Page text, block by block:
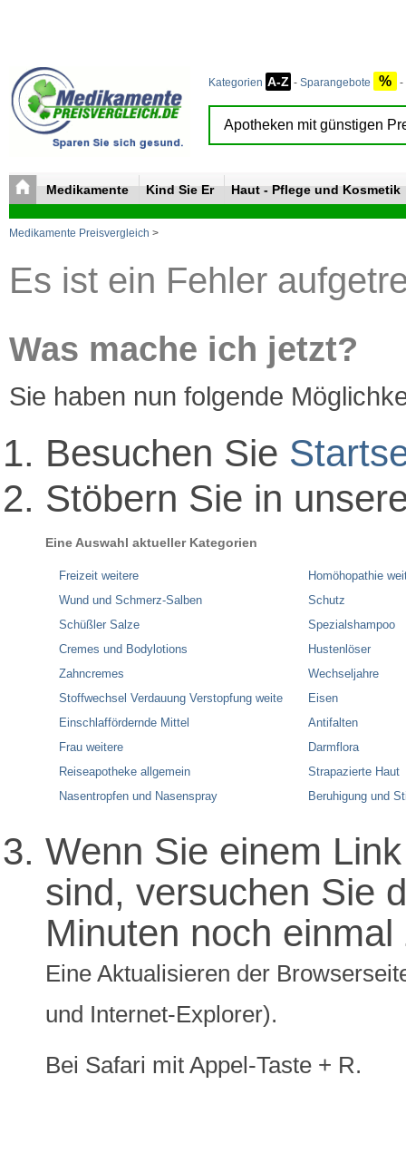
Kategorien A-Z - Sparangebote % -
Medikamente Kind Sie Er Haut - Pflege und Kosmetik
Medikamente Preisvergleich >
Es ist ein Fehler
Was mache ich jetzt?
Sie haben nun folgende
Besuchen Sie
Stöbern Sie in
Eine Auswahl aktueller Kategorien
Freizeit weitere
Wund und Schmerz-Salben
Schüßler Salze
Cremes und Bodylotions
Zahncremes
Stoffwechsel Verdauung Verstopfung weite
Einschlaffördernde Mittel
Frau weitere
Reiseapotheke allgemein
Nasentropfen und Nasenspray
Homöhopathie
Schutz
Spezialshampoo
Hustenlöser
Wechseljahre
Eisen
Antifalten
Darmflora
Strapazierte Haut
Beruhigung und
Wenn Sie einem
sind, versuchen Sie
Minuten noch
Eine Aktualisieren der
und Internet-Explorer).
Bei Safari mit Appel-Taste + R.